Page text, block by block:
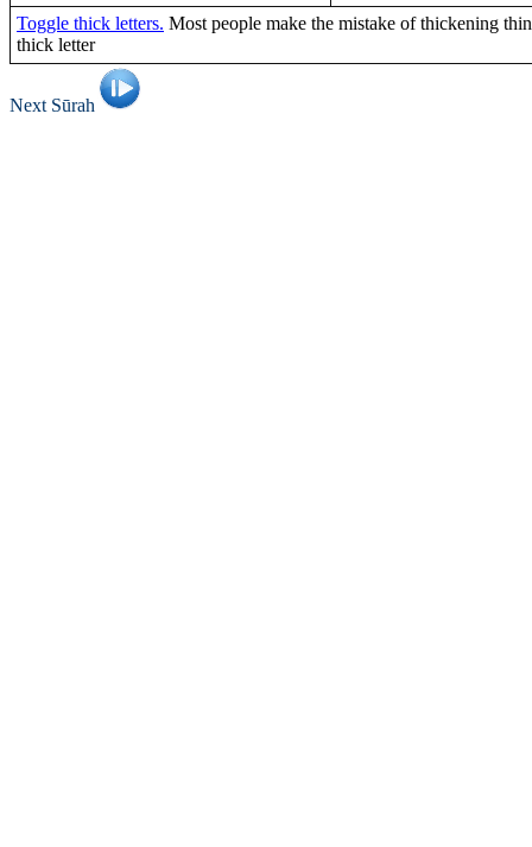
Toggle thick letters. Most people make the mistake of thickening
thick letter
Next Sūrah